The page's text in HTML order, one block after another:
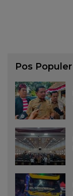
Pos Populer